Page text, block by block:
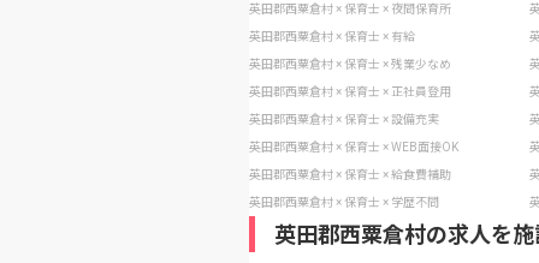
英田郡西粟倉村 × 保育士 × 夜間保育所
英田郡西粟倉村 × 保育士 × 有給
英田郡西粟倉村 × 保育士 × 残業少なめ
英田郡西粟倉村 × 保育士 × 正社員登用
英田郡西粟倉村 × 保育士 × 設備充実
英田郡西粟倉村 × 保育士 × WEB面接OK
英田郡西粟倉村 × 保育士 × 給食費補助
英田郡西粟倉村 × 保育士 × 学歴不問
英田郡西粟倉村の求人を